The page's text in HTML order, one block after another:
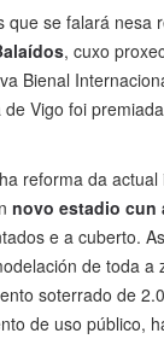
que se falará nesa
, cuxo
Bienal
Vigo foi
reforma da actual
novo estadio cun
e a cuberto.
de toda a
soterrado de
de uso público,